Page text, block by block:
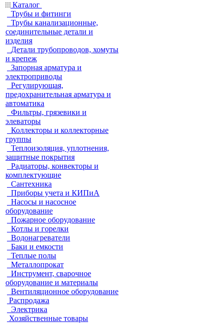
Каталог
Трубы и фитинги
Трубы канализационные,
соединительные детали и
изделия
Детали трубопроводов, хомуты
и крепеж
Запорная арматура и
электроприводы
Регулирующая,
предохранительная арматура и
автоматика
Фильтры, грязевики и
элеваторы
Коллекторы и коллекторные
группы
Теплоизоляция, уплотнения,
защитные покрытия
Радиаторы, конвекторы и
комплектующие
Сантехника
Приборы учета и КИПиА
Насосы и насосное
оборудование
Пожарное оборудование
Котлы и горелки
Водонагреватели
Баки и емкости
Теплые полы
Металлопрокат
Инструмент, сварочное
оборудование и материалы
Вентиляционное оборудование
Распродажа
Электрика
Хозяйственные товары